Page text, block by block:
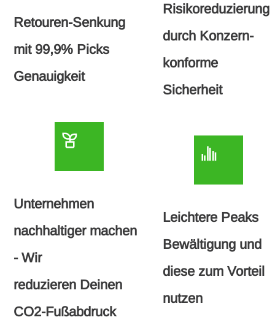
Retouren-Senkung
mit 99,9% Picks
Genauigkeit
Risikoreduzierung
durch Konzern-
konforme
Sicherheit
Unternehmen
nachhaltiger machen
- Wir
reduzieren Deinen
CO2-Fußabdruck
Leichtere Peaks
Bewältigung und
diese zum Vorteil
nutzen